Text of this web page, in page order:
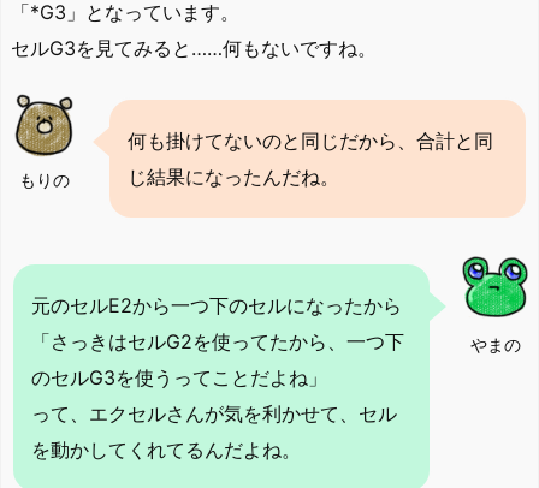
「*G3」となっています。
セルG3を見てみると……何もないですね。
もりの
何も掛けてないのと同じだから、合計と同
じ結果になったんだね。
やまの
元のセルE2から一つ下のセルになったから
「さっきはセルG2を使ってたから、一つ下
のセルG3を使うってことだよね」
って、エクセルさんが気を利かせて、セル
を動かしてくれてるんだよね。